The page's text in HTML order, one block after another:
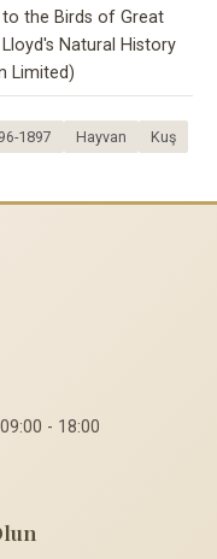
the Birds of Great
Natural History
Limited)
1897 Hayvan Kuş
- 18:00